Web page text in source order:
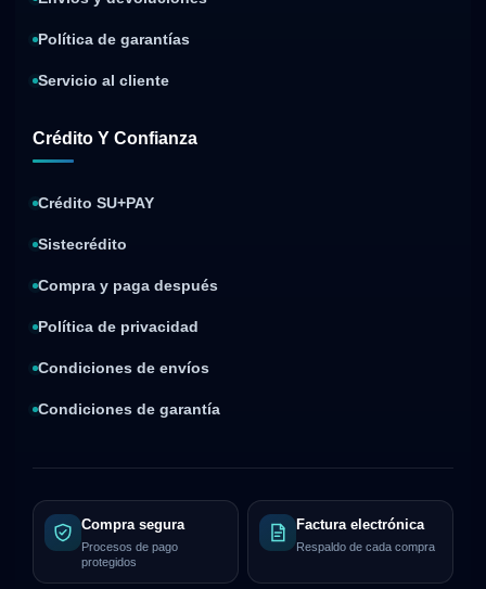
Política de garantías
Servicio al cliente
Crédito Y Confianza
Crédito SU+PAY
Sistecrédito
Compra y paga después
Política de privacidad
Condiciones de envíos
Condiciones de garantía
Compra segura
Procesos de pago
protegidos
Factura electrónica
Respaldo de cada compra